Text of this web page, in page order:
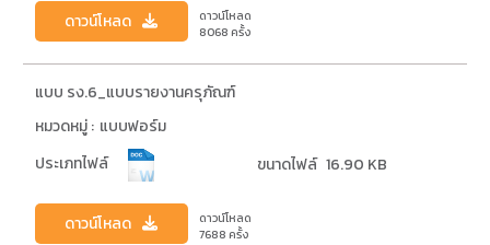
ดาวน์โหลด
ดาวน์โหลด
8068ครั้ง
แบบ รง.6_แบบรายงานครุภัณฑ์
หมวดหมู่ : แบบฟอร์ม
ประเภทไฟล์
ขนาดไฟล์ 16.90 KB
ดาวน์โหลด
ดาวน์โหลด
7688ครั้ง